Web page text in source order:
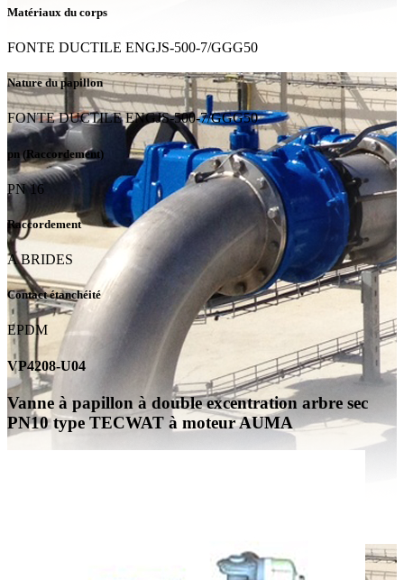
Matériaux du corps
FONTE DUCTILE ENGJS-500-7/GGG50
Nature du papillon
FONTE DUCTILE ENGJS-500-7/GGG50
pn (Raccordement)
PN 16
Raccordement
A BRIDES
Contact étanchéité
EPDM
VP4208-U04
Vanne à papillon à double excentration arbre sec
PN10 type TECWAT à moteur AUMA